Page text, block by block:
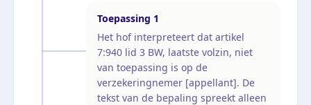
Toepassing 1
Het hof interpreteert dat artikel
7:940 lid 3 BW, laatste volzin, niet
van toepassing is op de
verzekeringnemer [appellant]. De
tekst van de bepaling spreekt alleen